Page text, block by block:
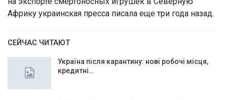
Африку украинская пресса писала еще три года назад.
СЕЙЧАС ЧИТАЮТ
Україна після карантину: нові робочі місця,
кредитні…